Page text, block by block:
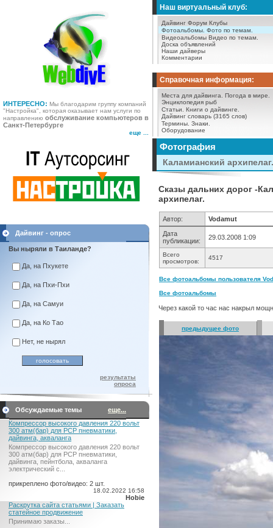
ИНТЕРЕСНО: Мы благодарим группу компаний
"Настройка", которая оказывает нам услуги по
направлению обслуживание компьютеров в
Санкт-Петербурге
еще ...
Наш виртуальный клуб:
Дайвинг Форум Клубы
Фотоальбомы. Фото по темам.
Видеоальбомы Видео по темам.
Доска объявлений
Наши дайверы
Комментарии
Справочная информация:
Места для дайвинга.
Погода в мире.
Энциклопедия рыб
Статьи.
Книги о дайвинге.
Дайвинг словарь (3165 слов)
Термины. Знаки.
Оборудование
Дайвинг - опрос
Вы ныряли в Таиланде?
Да, на Пхукете
Да, на Пхи-Пхи
Да, на Самуи
Да, на Ко Тао
Нет, не нырял
результаты
опроса
Обсуждаемые темы
еще...
Компрессор высокого давления 220 вольт
300 атм(бар) для PCP пневматики,
дайвинга, акваланга
Компрессор высокого давления 220 вольт
300 атм(бар) для PCP пневматики,
дайвинга, пейнтбола, акваланга
электрический c...
прикреплено фото/видео: 2 шт.
18.02.2022 16:58
Hobie
Раскрутка сайта статьями | Заказать
статейное продвижение
Принимаю заказы...
Фотография
Каламианский архипелаг.
Сказы дальних дорог -
архипелаг.
Автор:
Vodamut
Дата
публикации:
29.03.2008 1:09
Всего
просмотров:
4517
Все фотоальбомы пользователя
Все фотоальбомы
Через какой то час нас накрыл
предыдущее фото